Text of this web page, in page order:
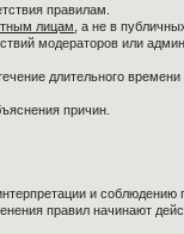
правилам.
лицам , а не в
модераторов или
длительного
причин.
и соблюдению
правил начинают